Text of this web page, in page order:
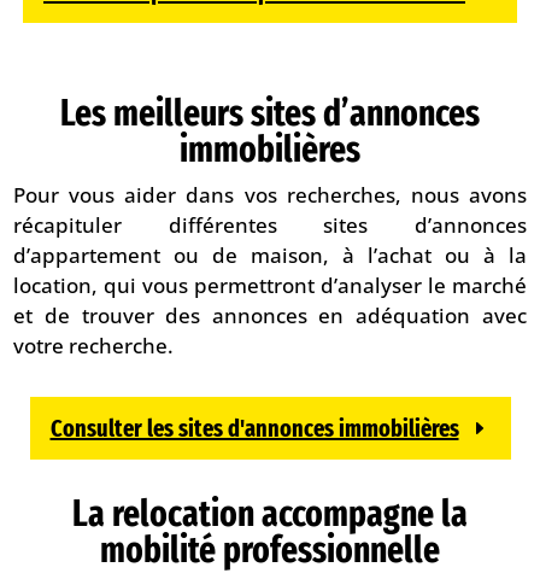
Les meilleurs sites d’annonces
immobilières
Pour vous aider dans vos recherches, nous avons
récapituler différentes sites d’annonces
d’appartement ou de maison, à l’achat ou à la
location, qui vous permettront d’analyser le marché
et de trouver des annonces en adéquation avec
votre recherche.
Consulter les sites d'annonces immobilières
La relocation accompagne la
mobilité professionnelle